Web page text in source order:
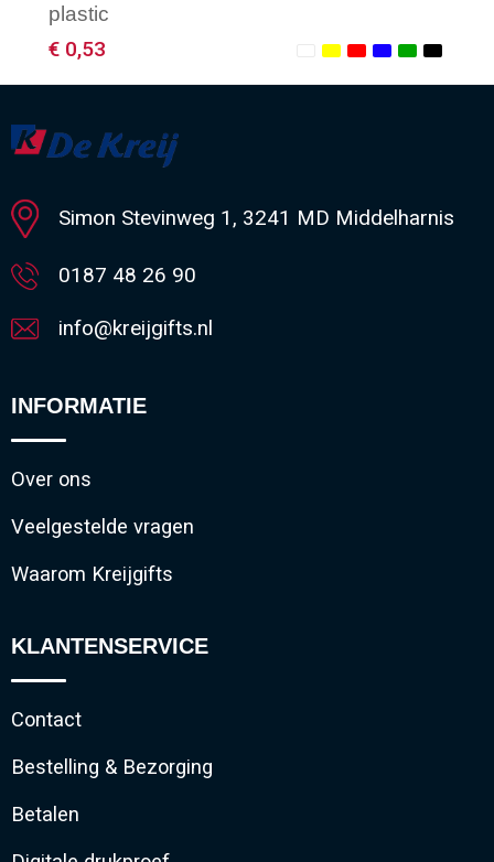
plastic
€ 0,53
Minimale afname: 250
Simon Stevinweg 1, 3241 MD Middelharnis
0187 48 26 90
info@kreijgifts.nl
INFORMATIE
Over ons
Veelgestelde vragen
Waarom Kreijgifts
KLANTENSERVICE
Contact
Bestelling & Bezorging
Betalen